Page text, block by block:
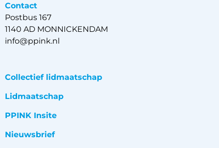
Contact
Postbus 167
1140 AD MONNICKENDAM
info@ppink.nl
Collectief lidmaatschap
Lidmaatschap
PPINK Insite
Nieuwsbrief